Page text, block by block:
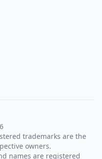
trademarks are the
owners.
names are registered